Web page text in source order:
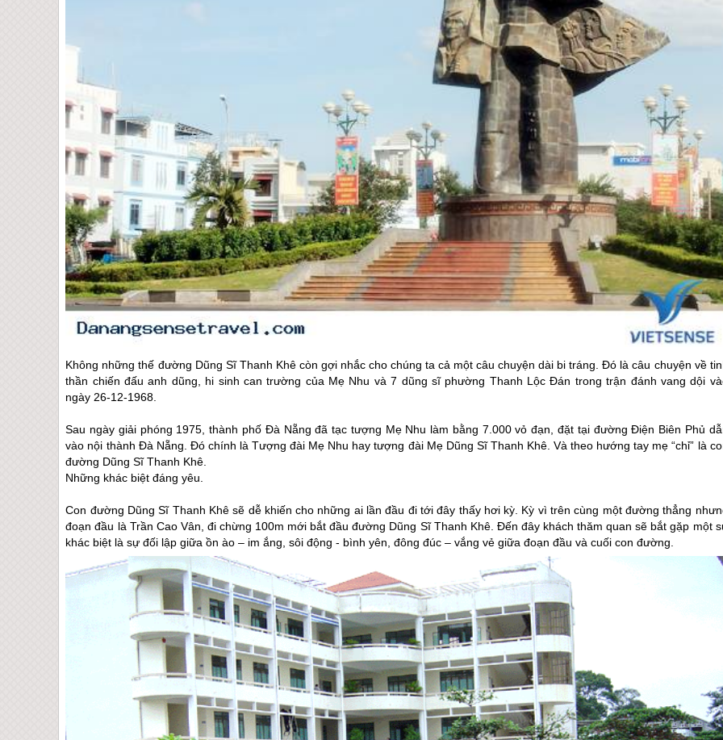
Không những thế đường Dũng Sĩ Thanh Khê còn gợi nhắc cho chúng ta cả một câu chuyện dài bi tráng. Đó là câu chuyện về
thần chiến đấu anh dũng, hi sinh can trường của Mẹ Nhu và 7 dũng sĩ phường Thanh Lộc Đán trong trận đánh vang dội
ngày 26-12-1968.
Sau ngày giải phóng 1975, thành phố Đà Nẵng đã tạc tượng Mẹ Nhu làm bằng 7.000 vỏ đạn, đặt tại đường Điện Biên Phủ
vào nội thành Đà Nẵng. Đó chính là Tượng đài Mẹ Nhu hay tượng đài Mẹ Dũng Sĩ Thanh Khê. Và theo hướng tay mẹ “chỉ” là
đường Dũng Sĩ Thanh Khê.
Những khác biệt đáng yêu.
Con đường Dũng Sĩ Thanh Khê sẽ dễ khiến cho những ai lần đầu đi tới đây thấy hơi kỳ. Kỳ vì trên cùng một đường thẳng
đoạn đầu là Trần Cao Vân, đi chừng 100m mới bắt đầu đường Dũng Sĩ Thanh Khê. Đến đây khách thăm quan sẽ bắt gặp một
khác biệt là sự đối lập giữa ồn ào – im ắng, sôi động - bình yên, đông đúc – vắng vẻ giữa đoạn đầu và cuối con đường.